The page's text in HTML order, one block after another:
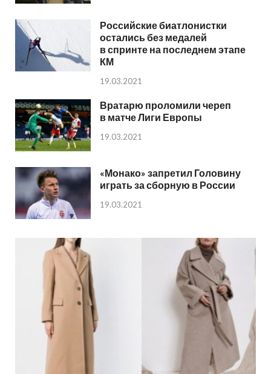
Российские биатлонистки
остались без медалей
в спринте на последнем этапе
КМ
19.03.2021
Вратарю проломили череп
в матче Лиги Европы
19.03.2021
«Монако» запретил Головину
играть за сборную в России
19.03.2021